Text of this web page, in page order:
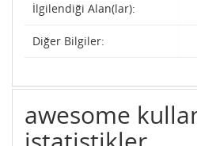
İlgilendiği Alan(lar):
Diğer Bilgiler:
awesome